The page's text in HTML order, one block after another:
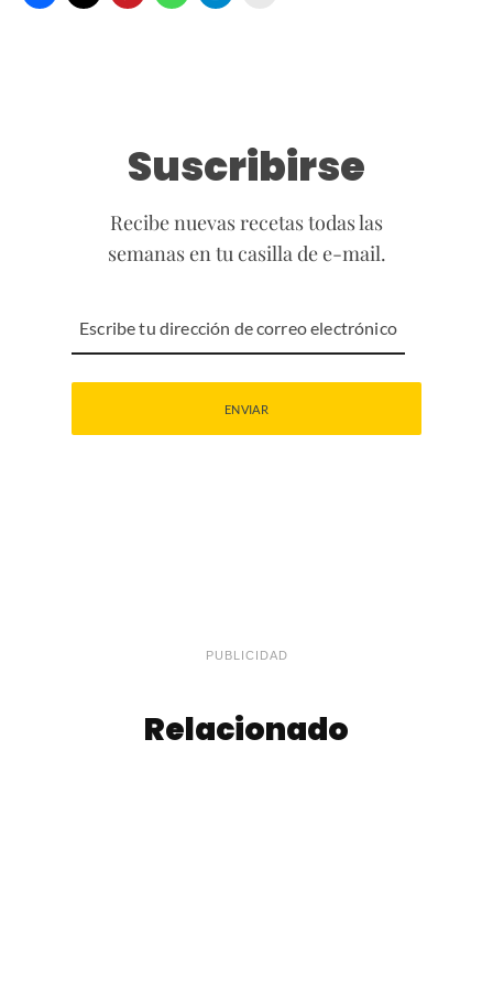
Suscribirse
Recibe nuevas recetas todas las
semanas en tu casilla de e-mail.
PUBLICIDAD
Relacionado